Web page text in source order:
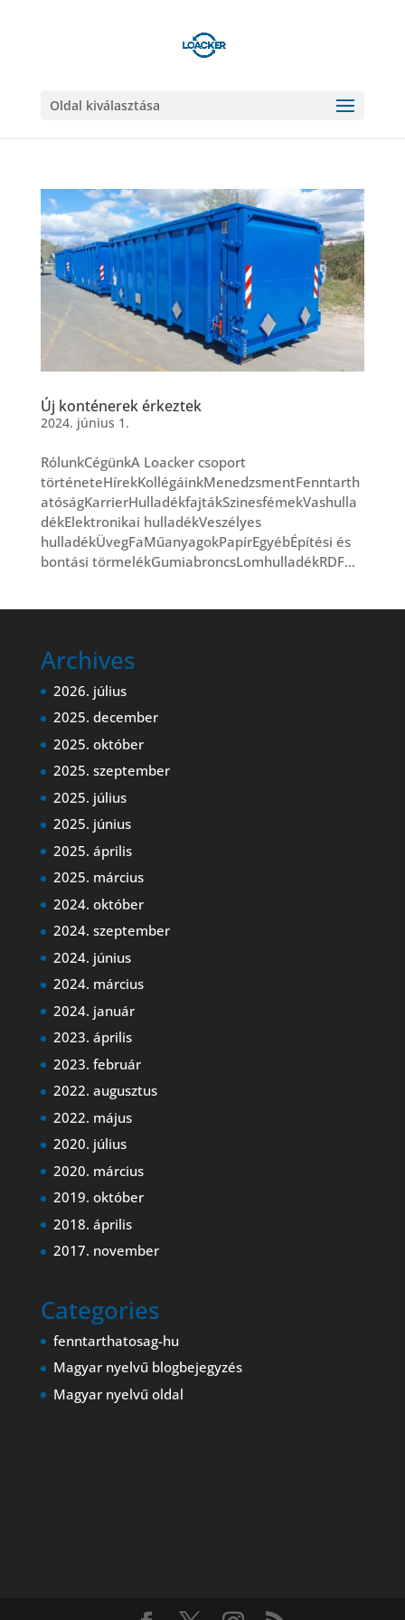
Oldal kiválasztása
Új konténerek érkeztek
2024. június 1.
RólunkCégünkA Loacker csoport
történeteHírekKollégáinkMenedzsmentFenntarth
atóságKarrierHulladékfajtákSzinesfémekVashulla
dékElektronikai hulladékVeszélyes
hulladékÜvegFaMűanyagokPapírEgyébÉpítési és
bontási törmelékGumiabroncsLomhulladékRDF...
Archives
2026. július
2025. december
2025. október
2025. szeptember
2025. július
2025. június
2025. április
2025. március
2024. október
2024. szeptember
2024. június
2024. március
2024. január
2023. április
2023. február
2022. augusztus
2022. május
2020. július
2020. március
2019. október
2018. április
2017. november
Categories
fenntarthatosag-hu
Magyar nyelvű blogbejegyzés
Magyar nyelvű oldal